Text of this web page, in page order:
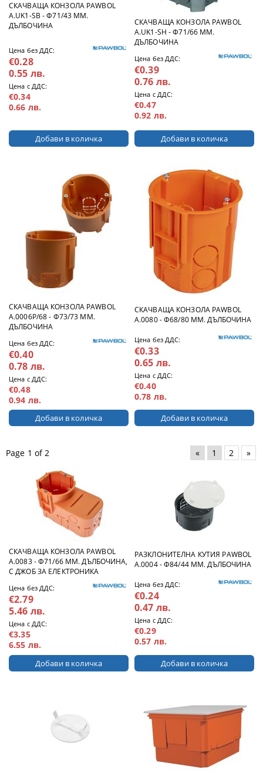
СКАЧВАЩА КОНЗОЛА PAWBOL
A.UK1-SB - Ф71/43 ММ.
ДЪЛБОЧИНА
Цена без ДДС:
€0.28
0.55 лв.
Цена с ДДС:
€0.34
0.66 лв.
СКАЧВАЩА КОНЗОЛА PAWBOL
A.UK1-SH - Ф71/66 ММ.
ДЪЛБОЧИНА
Цена без ДДС:
€0.39
0.76 лв.
Цена с ДДС:
€0.47
0.92 лв.
СКАЧВАЩА КОНЗОЛА PAWBOL
A.0006P/68 - Ф73/73 ММ.
ДЪЛБОЧИНА
Цена без ДДС:
€0.40
0.78 лв.
Цена с ДДС:
€0.48
0.94 лв.
СКАЧВАЩА КОНЗОЛА PAWBOL
A.0080 - Ф68/80 ММ. ДЪЛБОЧИНА
Цена без ДДС:
€0.33
0.65 лв.
Цена с ДДС:
€0.40
0.78 лв.
Page 1 of 2 « 1 2 »
СКАЧВАЩА КОНЗОЛА PAWBOL
A.0083 - Ф71/66 ММ. ДЪЛБОЧИНА,
С ДЖОБ ЗА ЕЛЕКТРОНИКА
Цена без ДДС:
€2.79
5.46 лв.
Цена с ДДС:
€3.35
6.55 лв.
РАЗКЛОНИТЕЛНА КУТИЯ PAWBOL
A.0004 - Ф84/44 ММ. ДЪЛБОЧИНА
Цена без ДДС:
€0.24
0.47 лв.
Цена с ДДС:
€0.29
0.57 лв.